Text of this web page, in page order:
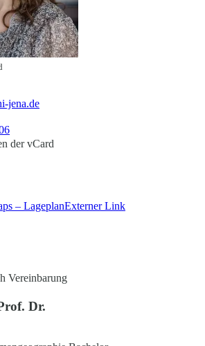
jena.de
der vCard
– LageplanExterner Link
Vereinbarung
Dr.